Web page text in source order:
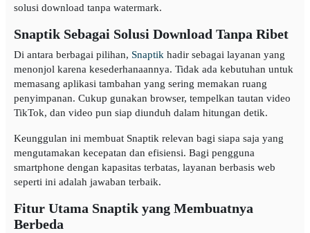
solusi download tanpa watermark.
Snaptik Sebagai Solusi Download Tanpa Ribet
Di antara berbagai pilihan, Snaptik hadir sebagai layanan yang
menonjol karena kesederhanaannya. Tidak ada kebutuhan untuk
memasang aplikasi tambahan yang sering memakan ruang
penyimpanan. Cukup gunakan browser, tempelkan tautan video
TikTok, dan video pun siap diunduh dalam hitungan detik.
Keunggulan ini membuat Snaptik relevan bagi siapa saja yang
mengutamakan kecepatan dan efisiensi. Bagi pengguna
smartphone dengan kapasitas terbatas, layanan berbasis web
seperti ini adalah jawaban terbaik.
Fitur Utama Snaptik yang Membuatnya
Berbeda